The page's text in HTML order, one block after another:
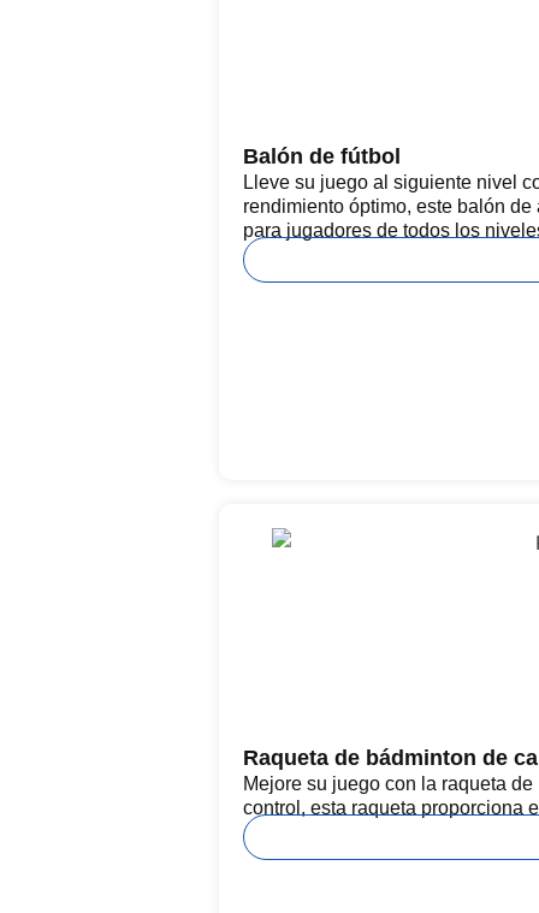
Balón de fútbol
Lleve su juego al siguiente nivel
rendimiento óptimo, este balón
para jugadores de todos los
Raqueta de bádminton de
Mejore su juego con la raqueta
control, esta raqueta proporciona